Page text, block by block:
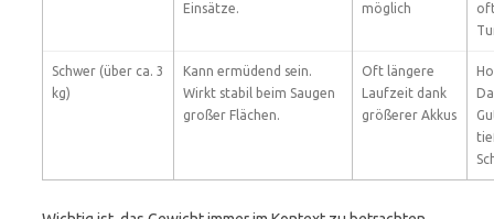
Einsätze.
möglich
Schwer (über ca. 3
kg)
Kann ermüdend sein.
Wirkt stabil beim Saugen
großer Flächen.
Oft längere
Laufzeit dank
größerer Akkus